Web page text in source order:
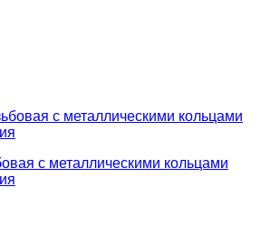
с металлическими кольцами